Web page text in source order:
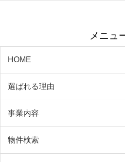
メニュ
HOME
選ばれる理由
事業内容
物件検索